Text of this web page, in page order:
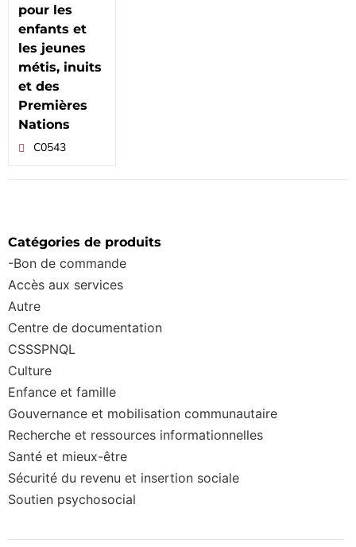
Catégories de produits
-Bon de commande
Accès aux services
Autre
Centre de documentation
CSSSPNQL
Culture
Enfance et famille
Gouvernance et mobilisation communautaire
Recherche et ressources informationnelles
Santé et mieux-être
Sécurité du revenu et insertion sociale
Soutien psychosocial
pour les
enfants et
les jeunes
métis, inuits
et des
Premières
Nations
C0543